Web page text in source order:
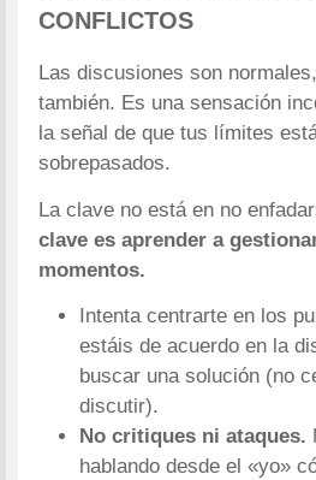
CONFLICTOS
Las discusiones son
también. Es una sensación
la señal de que tus límites
sobrepasados.
La clave no está en no
clave es aprender a
momentos.
Intenta centrarte en los
estáis de acuerdo en la
buscar una solución (no
discutir).
No critiques ni ataques.
hablando desde el «yo»